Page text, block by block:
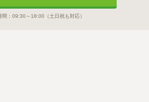
： 09:30～18:00 （土日祝も対応）